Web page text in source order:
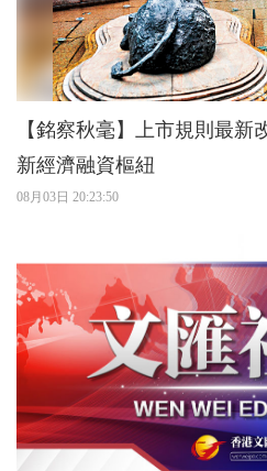
【銘察秋毫】上市規則最
新經濟融資樞紐
08月03日 20:23:50